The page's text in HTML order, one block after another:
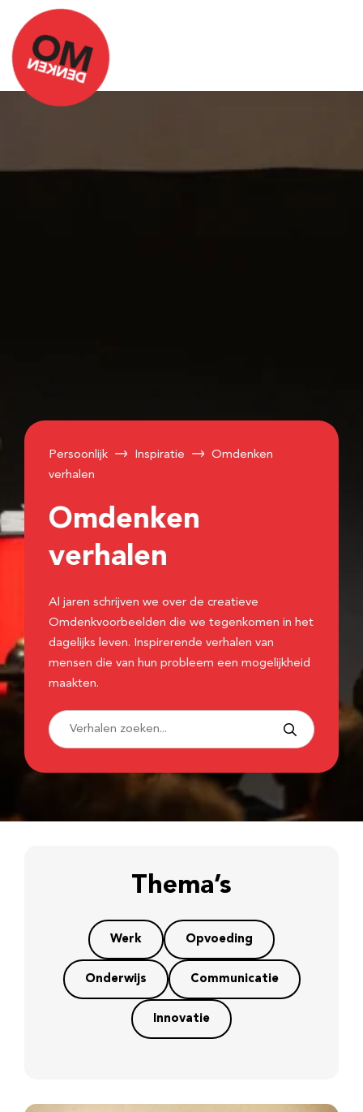
Persoonlijk Inspiratie
Omdenken
verhalen
Omdenken
verhalen
Al jaren schrijven we over de creatieve
Omdenkvoorbeelden die we tegenkomen in het
dagelijks leven. Inspirerende verhalen van
mensen die van hun probleem een mogelijkheid
maakten.
Thema’s
Werk Opvoeding
Onderwijs Communicatie
Innovatie